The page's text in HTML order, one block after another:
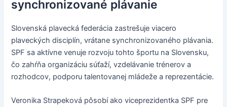
synchronizované plávanie
Slovenská plavecká federácia zastrešuje viacero
plaveckých disciplín, vrátane synchronizovaného plávania.
SPF sa aktívne venuje rozvoju tohto športu na Slovensku,
čo zahŕňa organizáciu súťaží, vzdelávanie trénerov a
rozhodcov, podporu talentovanej mládeže a reprezentácie.
Veronika Strapeková pôsobí ako viceprezidentka SPF pre